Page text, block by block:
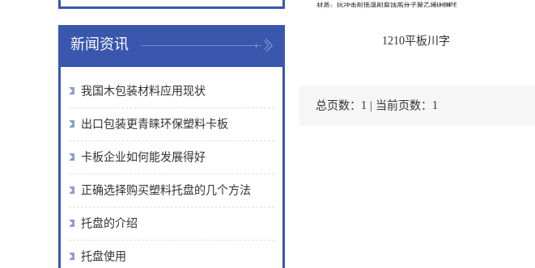
新闻资讯
我国木包装材料应用现状
出口包装更青睐环保塑料卡板
卡板企业如何能发展得好
正确选择购买塑料托盘的几个方法
托盘的介绍
托盘使用
1210平板川字
总页数：1 | 当前页数：1